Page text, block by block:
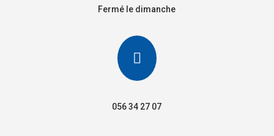
Fermé le dimanche

056 34 27 07